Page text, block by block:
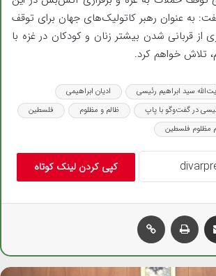
به عنوان رهبر کاتولیک‌های جهان برای توقف
از قربانی شدن بیشتر زنان و کودکان در غزه با
تلاش خواهم کرد.
سید ابراهیم رئیسی
ادیان ابراهیمی
در گفت‌وگو با پاپ ظالم و مظلوم
فلسطین
مظلوم فلسطین
کپی کردن لینک کوتاه